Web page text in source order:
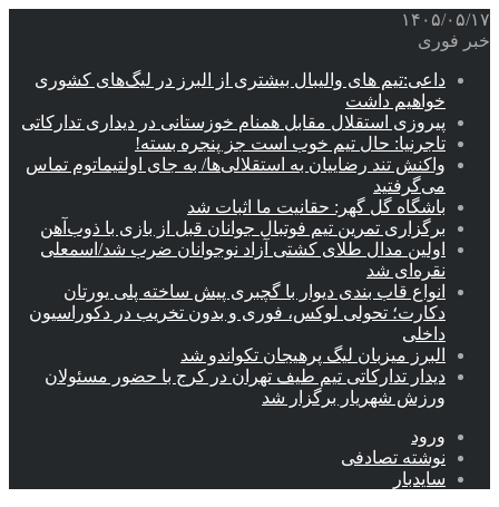
۱۴۰۵/۰۵/۱۷
خبر فوری
داعی:تیم های والیبال بیشتری از البرز در لیگ‌های کشوری
خواهیم داشت
پیروزی استقلال مقابل همنام خوزستانی در دیداری تدارکاتی
تاجرنیا: حال تیم خوب است جز پنجره بسته!
واکنش تند رضاییان به استقلالی‌ها/ به جای اولتیماتوم تماس
می‌گرفتید
باشگاه گل گهر: حقانیت ما اثبات شد
برگزاری تمرین تیم فوتبال جوانان قبل از بازی با ذوب‌آهن
اولین مدال طلای کشتی آزاد نوجوانان ضرب شد/اسمعلی
نقره‌ای شد
انواع قاب بندی دیوار با گچبری پیش ساخته پلی یورتان
دکارت؛ تحولی لوکس، فوری و بدون تخریب در دکوراسیون
داخلی
البرز میزبان لیگ پرهیجان تکواندو شد
دیدار تدارکاتی تیم طیف تهران در کرج با حضور مسئولان
ورزش شهریار برگزار شد
ورود
نوشته تصادفی
سایدبار